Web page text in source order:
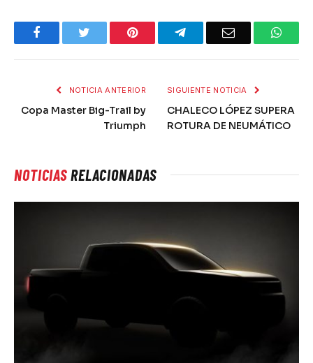
Facebook Pinterest TelegramEmail
NOTICIA ANTERIOR
Copa Master Big-Trail by
Triumph
SIGUIENTE NOTICIA
CHALECO LÓPEZ SUPERA
ROTURA DE NEUMÁTICO
NOTICIASRELACIONADAS